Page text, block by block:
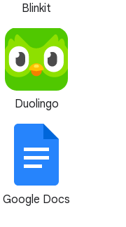
Blinkit
Duolingo
Google Docs